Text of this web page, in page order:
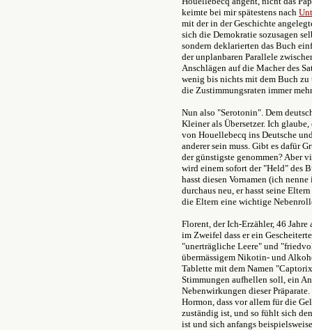
keimte bei mir spätestens nach
mit der in der Geschichte
sich die Demokratie sozusagen
sondern deklarierten das Buch
der unplanbaren Parallele
Anschlägen auf die Macher des
wenig bis nichts mit dem Buch zu
die Zustimmungsraten immer
Nun also "Serotonin". Dem
Kleiner als Übersetzer. Ich
von Houellebecq ins Deutsche
anderer sein muss. Gibt es dafür
der günstigste genommen? Aber
wird einem sofort der "Held" des
hasst diesen Vornamen (ich
durchaus neu, er hasst seine
die Eltern eine wichtige
Florent, der Ich-Erzähler, 46
im Zweifel dass er ein
"unerträgliche Leere" und
übermässigem Nikotin- und
Tablette mit dem Namen
Stimmungen aufhellen soll, ein
Nebenwirkungen dieser
Hormon, dass vor allem für die
zuständig ist, und so fühlt sich
ist und sich anfangs